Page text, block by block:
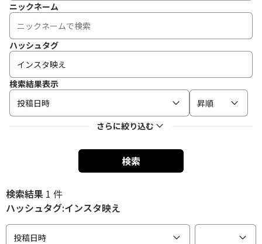
ニックネーム
ハッシュタグ
検索結果表示
投稿日時
昇順
さらに絞り込む
検索
検索結果 1 件
ハッシュタグ:インスタ映え
投稿日時